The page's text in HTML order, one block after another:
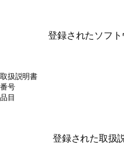
登録されたソフト
取扱説明書
番号
品目
登録された取扱